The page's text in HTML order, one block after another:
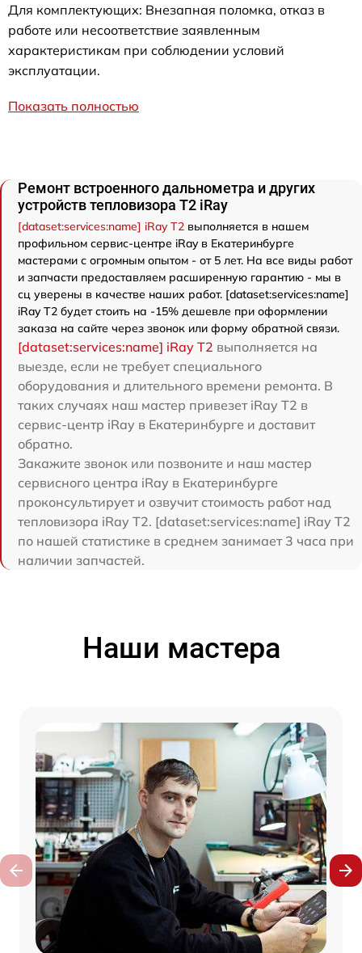
Для комплектующих: Внезапная поломка, отказ в
работе или несоответствие заявленным
характеристикам при соблюдении условий
эксплуатации.
Показать полностью
Ремонт встроенного дальнометра и других
устройств тепловизора T2 iRay
[dataset:services:name] iRay T2 выполняется в нашем
профильном сервис-центре iRay в Екатеринбурге
мастерами с огромным опытом - от 5 лет. На все виды работ
и запчасти предоставляем расширенную гарантию - мы в
сц уверены в качестве наших работ. [dataset:services:name]
iRay T2 будет стоить на -15% дешевле при оформлении
заказа на сайте через звонок или форму обратной связи.
[dataset:services:name] iRay T2 выполняется на
выезде, если не требует специального
оборудования и длительного времени ремонта. В
таких случаях наш мастер привезет iRay T2 в
сервис-центр iRay в Екатеринбурге и доставит
обратно.
Закажите звонок или позвоните и наш мастер
сервисного центра iRay в Екатеринбурге
проконсультирует и озвучит стоимость работ над
тепловизора iRay T2. [dataset:services:name] iRay T2
по нашей статистике в среднем занимает 3 часа при
наличии запчастей.
Наши мастера